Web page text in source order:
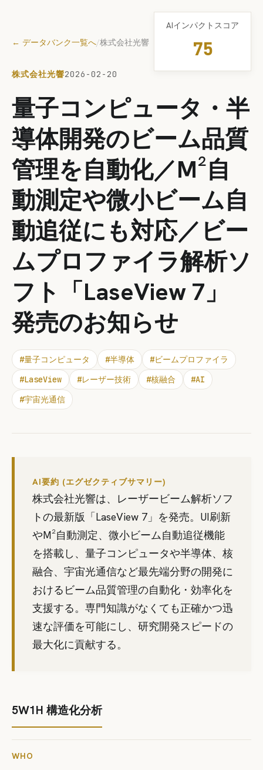
← データバンク一覧へ/株式会社光響
株式会社光響2026-02-20
量子コンピュータ・半
導体開発のビーム品質
管理を自動化／M²自
動測定や微小ビーム自
動追従にも対応／ビー
ムプロファイラ解析ソ
フト「LaseView 7」
発売のお知らせ
#量子コンピュータ #半導体 #ビームプロファイラ
#LaseView #レーザー技術 #核融合 #AI
#宇宙光通信
AIインパクトスコア
75
AI要約 (エグゼクティブサマリー)
株式会社光響は、レーザービーム解析ソフ
トの最新版「LaseView 7」を発売。UI刷新
やM²自動測定、微小ビーム自動追従機能
を搭載し、量子コンピュータや半導体、核
融合、宇宙光通信など最先端分野の開発に
おけるビーム品質管理の自動化・効率化を
支援する。専門知識がなくても正確かつ迅
速な評価を可能にし、研究開発スピードの
最大化に貢献する。
5W1H 構造化分析
WHO